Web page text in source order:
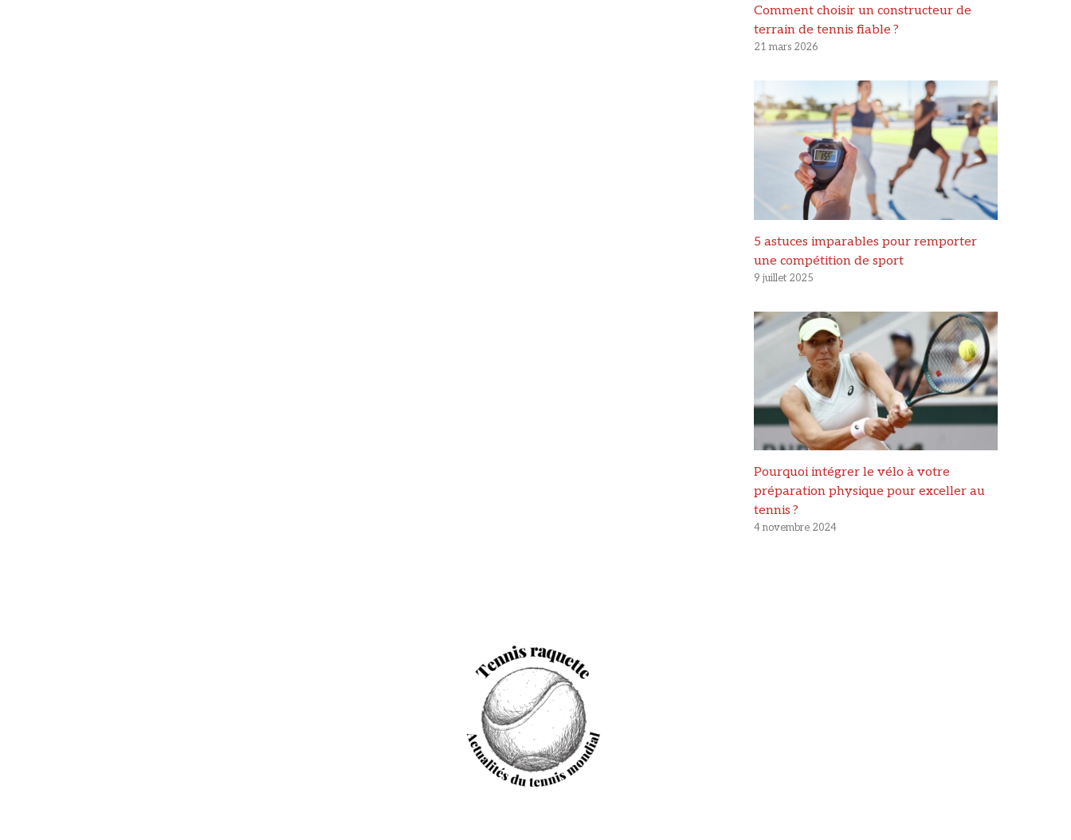
Comment choisir un constructeur de
terrain de tennis fiable ?
21 mars 2026
5 astuces imparables pour remporter
une compétition de sport
9 juillet 2025
Pourquoi intégrer le vélo à votre
préparation physique pour exceller au
tennis ?
4 novembre 2024